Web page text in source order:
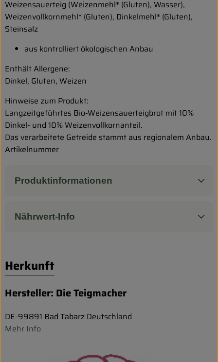
Weizensauerteig (Weizenmehl* (Gluten), Wasser),
Weizenvollkornmehl* (Gluten), Dinkelmehl* (Gluten),
Steinsalz
aus kontrolliert ökologischen Anbau
Enthält Allergene:
Dinkel, Gluten, Weizen
Hinweise zum Produkt:
Langzeitgeführtes Bio-Weizensauerteigbrot mit 10%
Dinkel- und 10% Weizenvollkornanteil.
Das verarbeitete Getreide stammt aus regionalem Anbau.
Artikelnummer
Produktinformationen
Nährwert-Info
Herkunft
Hersteller: Die Teigmacher
DE-99891 Bad Tabarz Deutschland
Mehr Info